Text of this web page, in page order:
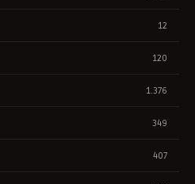
12
120
1.376
349
407